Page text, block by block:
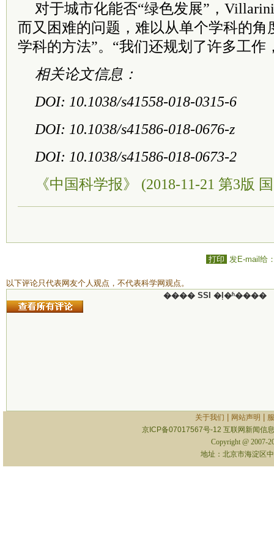
对于城市化能否“绿色发展”，
而又困难的问题，难以从单个学科的角
学科的方法”。“我们还规划了许多工作
相关论文信息：
DOI: 10.1038/s41558-018-0315-6
DOI: 10.1038/s41586-018-0676-z
DOI: 10.1038/s41586-018-0673-2
《中国科学报》 (2018-11-21 第3版
打印 发E-mail给
以下评论只代表网友个人观点，不代表科学网观点。
���� SSI �ļ�ʱ����
关于我们 网站声明
京ICP备07017567号-12 互联网新闻信
Copyright @ 2007-
地址：北京市海淀区